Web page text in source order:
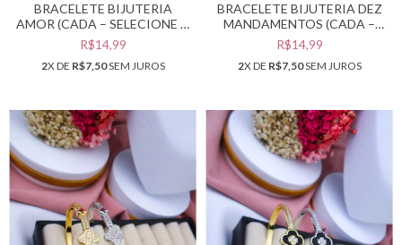
BRACELETE BIJUTERIA
AMOR (CADA – SELECIONE A
COR DESEJADA) #PB0302395
R$14,99
2X DE R$7,50SEM JUROS
BRACELETE BIJUTERIA DEZ
MANDAMENTOS (CADA –
SELECIONE A COR
DESEJADA) #PB0302178
R$14,99
2X DE R$7,50SEM JUROS